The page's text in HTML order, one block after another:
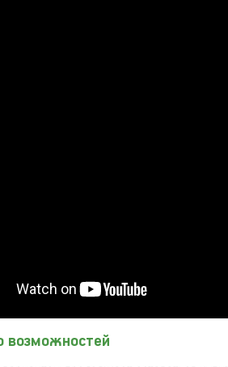
возможностей